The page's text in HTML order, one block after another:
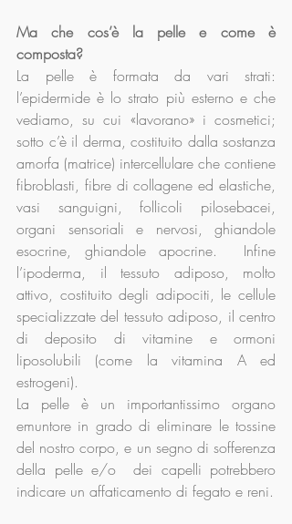
Ma che cos’è la pelle e come è
composta?
La pelle è formata da vari strati:
l’epidermide è lo strato più esterno e che
vediamo, su cui «lavorano» i cosmetici;
sotto c’è il derma, costituito dalla sostanza
amorfa (matrice) intercellulare che contiene
fibroblasti, fibre di collagene ed elastiche,
vasi sanguigni, follicoli pilosebacei,
organi sensoriali e nervosi, ghiandole
esocrine, ghiandole apocrine.  Infine
l’ipoderma, il tessuto adiposo, molto
attivo, costituito degli adipociti, le cellule
specializzate del tessuto adiposo, il centro
di deposito di vitamine e ormoni
liposolubili (come la vitamina A ed
estrogeni).
La pelle è un importantissimo organo
emuntore in grado di eliminare le tossine
del nostro corpo, e un segno di sofferenza
della pelle e/o  dei capelli potrebbero
indicare un affaticamento di fegato e reni.